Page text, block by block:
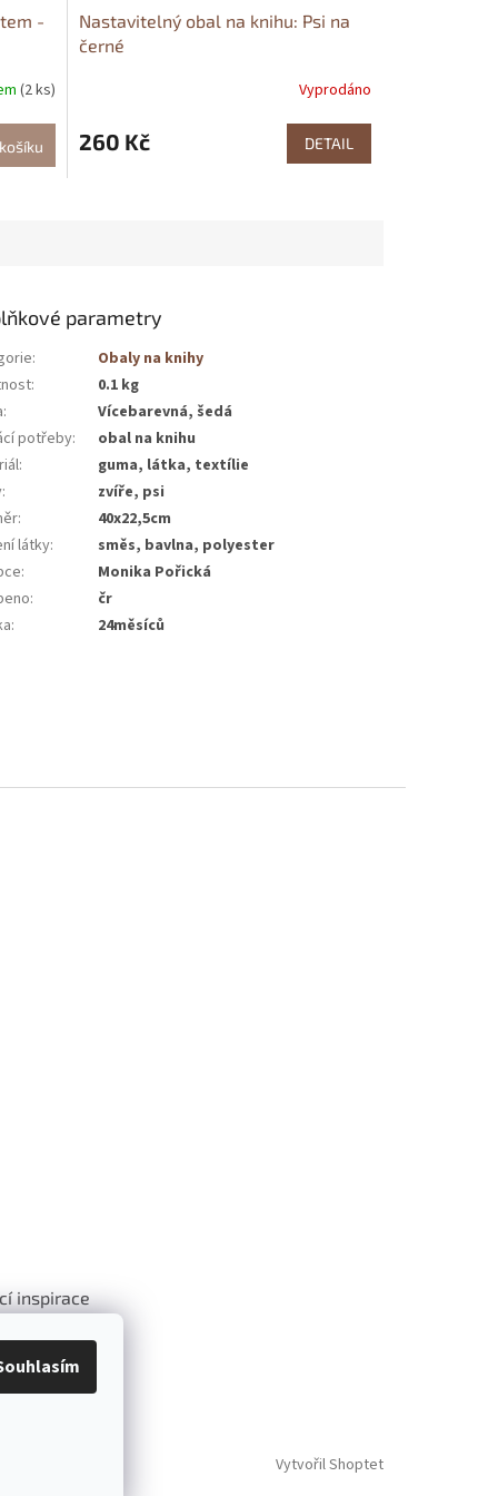
-
(2 ks)
Nastavitelný obal na knihu: Psi na
černé
Vyprodáno
260 Kč DETAIL
parametry
:
Obaly na knihy
:
0.1 kg
:
Vícebarevná, šedá
potřeby:
obal na knihu
:
guma, látka, textílie
:
zvíře, psi
:
40x22,5cm
látky:
směs, bavlna, polyester
:
Monika Pořická
:
čr
: 24měsíců
inspirace
Vytvořil Shoptet